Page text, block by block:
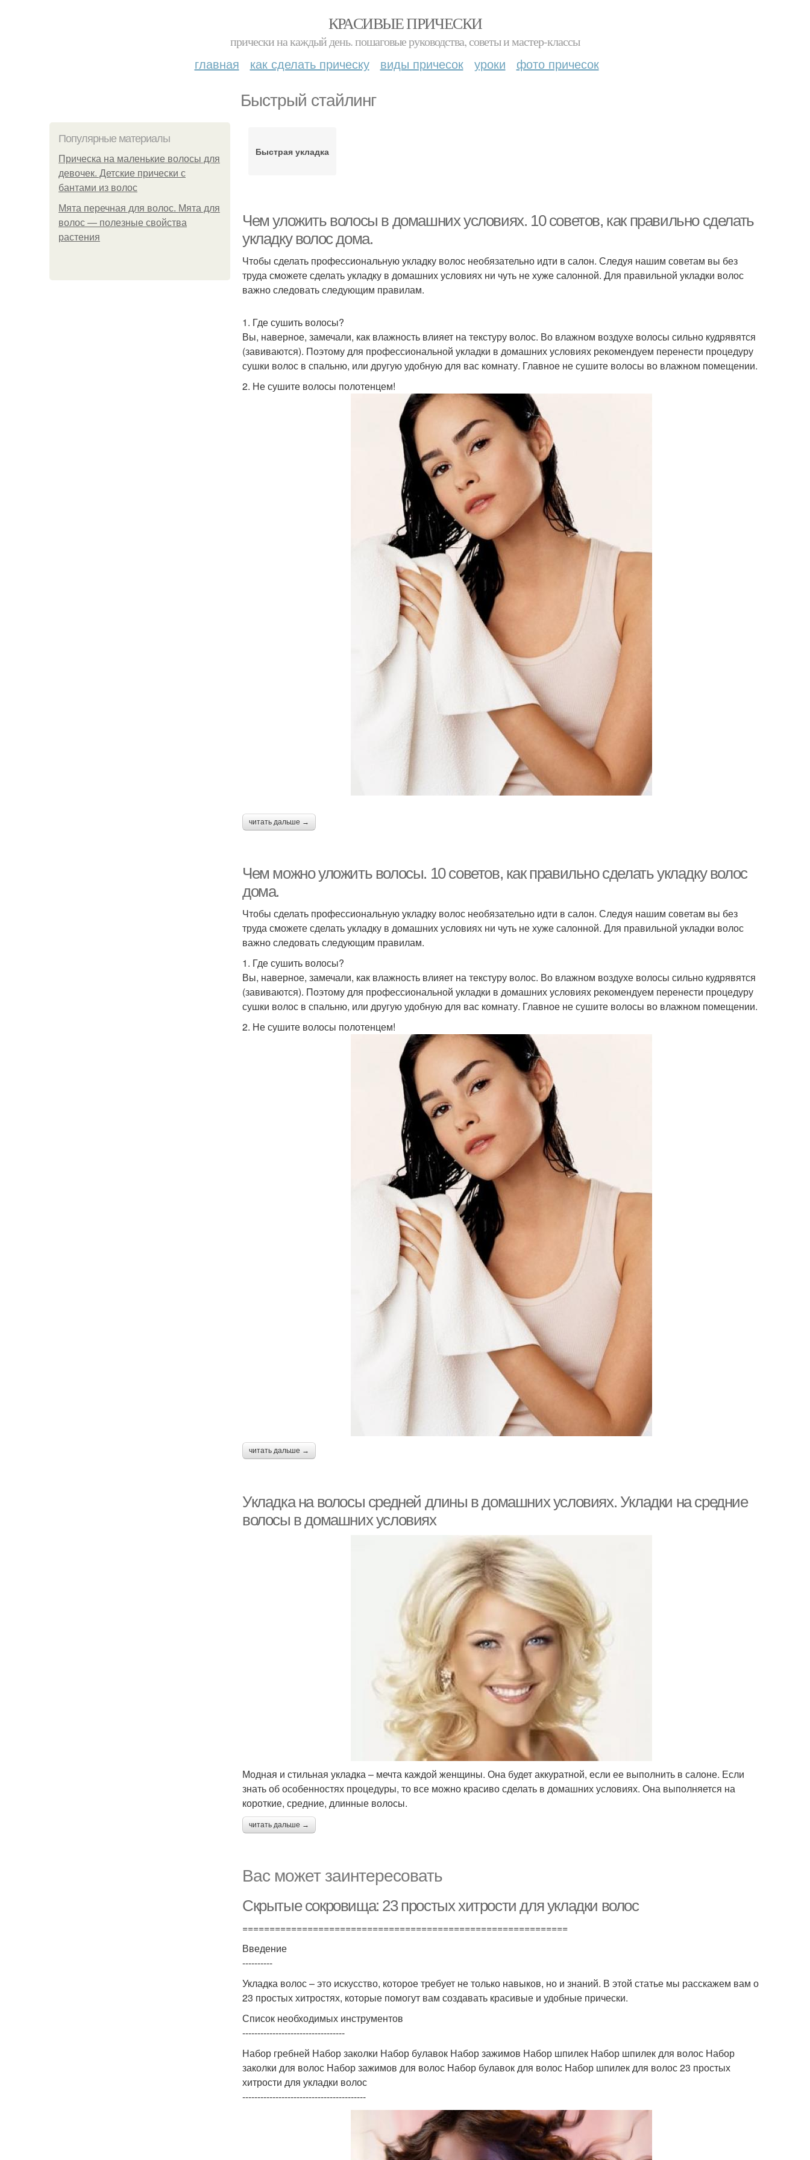
КРАСИВЫЕ ПРИЧЕСКИ
прически на каждый день. пошаговые руководства, советы и мастер-классы
главная как сделать прическу виды причесок уроки фото причесок
Быстрый стайлинг
Популярные материалы
Прическа на маленькие волосы для
девочек. Детские прически с
бантами из волос
Мята перечная для волос. Мята для
волос — полезные свойства
растения
Быстрая укладка
Чем уложить волосы в домашних условиях. 10 советов, как правильно сделать
укладку волос дома.
Чтобы сделать профессиональную укладку волос необязательно идти в салон. Следуя нашим советам вы без
труда сможете сделать укладку в домашних условиях ни чуть не хуже салонной. Для правильной укладки волос
важно следовать следующим правилам.
1. Где сушить волосы?
Вы, наверное, замечали, как влажность влияет на текстуру волос. Во влажном воздухе волосы сильно кудрявятся
(завиваются). Поэтому для профессиональной укладки в домашних условиях рекомендуем перенести процедуру
сушки волос в спальню, или другую удобную для вас комнату. Главное не сушите волосы во влажном помещении.
2. Не сушите волосы полотенцем!
читать дальше →
Чем можно уложить волосы. 10 советов, как правильно сделать укладку волос
дома.
Чтобы сделать профессиональную укладку волос необязательно идти в салон. Следуя нашим советам вы без
труда сможете сделать укладку в домашних условиях ни чуть не хуже салонной. Для правильной укладки волос
важно следовать следующим правилам.
1. Где сушить волосы?
Вы, наверное, замечали, как влажность влияет на текстуру волос. Во влажном воздухе волосы сильно кудрявятся
(завиваются). Поэтому для профессиональной укладки в домашних условиях рекомендуем перенести процедуру
сушки волос в спальню, или другую удобную для вас комнату. Главное не сушите волосы во влажном помещении.
2. Не сушите волосы полотенцем!
читать дальше →
Укладка на волосы средней длины в домашних условиях. Укладки на средние
волосы в домашних условиях
Модная и стильная укладка – мечта каждой женщины. Она будет аккуратной, если ее выполнить в салоне. Если
знать об особенностях процедуры, то все можно красиво сделать в домашних условиях. Она выполняется на
короткие, средние, длинные волосы.
читать дальше →
Вас может заинтересовать
Скрытые сокровища: 23 простых хитрости для укладки волос
============================================================
Введение
----------
Укладка волос – это искусство, которое требует не только навыков, но и знаний. В этой статье мы расскажем вам о
23 простых хитростях, которые помогут вам создавать красивые и удобные прически.
Список необходимых инструментов
----------------------------------
Набор гребней Набор заколки Набор булавок Набор зажимов Набор шпилек Набор шпилек для волос Набор
заколки для волос Набор зажимов для волос Набор булавок для волос Набор шпилек для волос 23 простых
хитрости для укладки волос
-----------------------------------------